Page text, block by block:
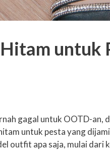
untuk
gagal untuk OOTD-an,
untuk pesta yang
outfit apa saja, mulai dari